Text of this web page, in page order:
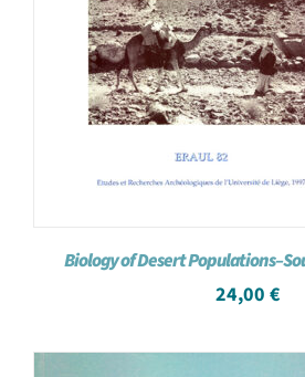
Biology of Desert
24,00 €